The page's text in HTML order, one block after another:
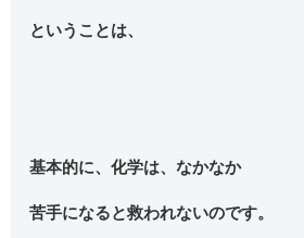
ということは、
基本的に、化学は、なかなか
苦手になると救われないのです。